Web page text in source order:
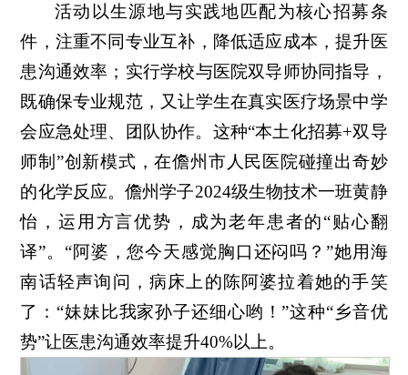
活动以生源地与实践地匹配为核心招募条
件，注重不同专业互补，降低适应成本，提升医
患沟通效率；实行学校与医院双导师协同指导，
既确保专业规范，又让学生在真实医疗场景中学
会应急处理、团队协作。这种“本土化招募+双导
师制”创新模式，在儋州市人民医院碰撞出奇妙
的化学反应。儋州学子2024级生物技术一班黄静
怡，运用方言优势，成为老年患者的“贴心翻
译”。“阿婆，您今天感觉胸口还闷吗？”她用海
南话轻声询问，病床上的陈阿婆拉着她的手笑
了：“妹妹比我家孙子还细心哟！”这种“乡音优
势”让医患沟通效率提升40%以上。